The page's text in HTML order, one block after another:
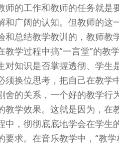
的工作和教师的任务就是
广阔的认知。但教师的这
总结教学教训的，教师教
学过程中搞“一言堂”的教
知识是否掌握透彻、学生
换位思考，把自己在教学
的关系，一个好的教学行
学效果。这就是因为，在
，彻彻底底地学会在学生
求。在音乐教学中，“教